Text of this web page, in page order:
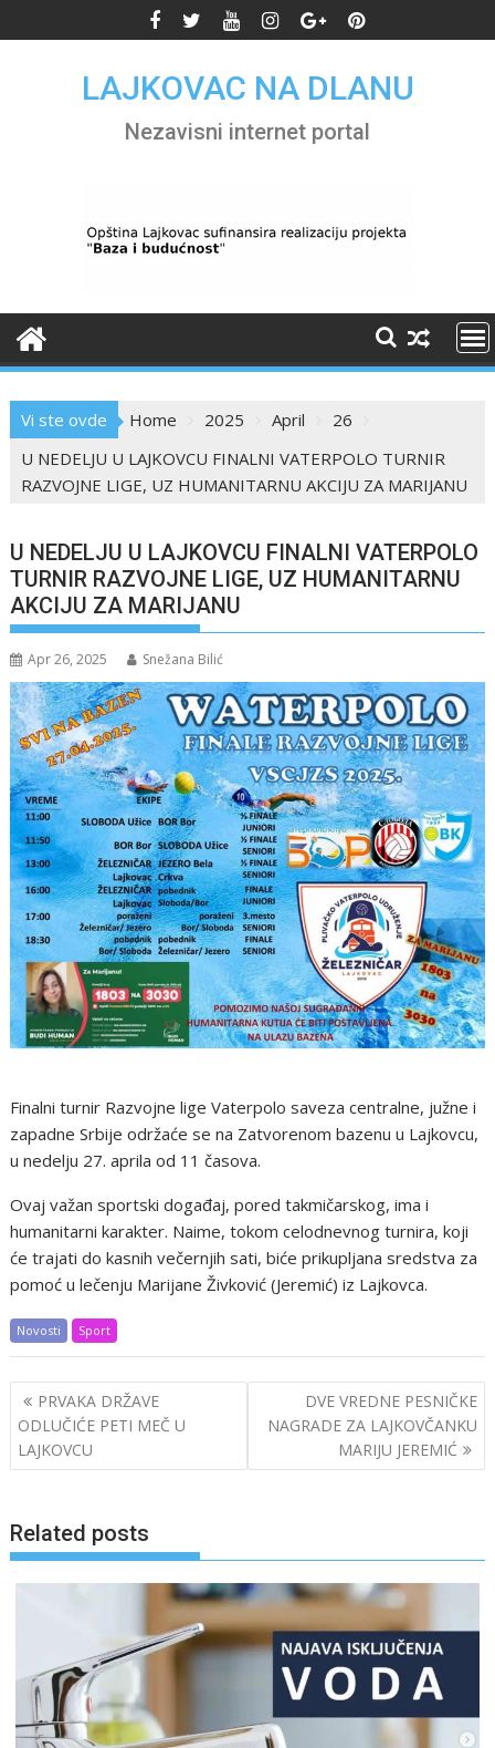
to
LAJKOVAC NA DLANU
Nezavisni internet portal
Vi ste ovde Home 2025 April
26
U NEDELJU U LAJKOVCU FINALNI VATERPOLO TURNIR
RAZVOJNE LIGE, UZ HUMANITARNU AKCIJU ZA MARIJANU
U NEDELJU U LAJKOVCU FINALNI VATERPOLO
TURNIR RAZVOJNE LIGE, UZ HUMANITARNU
AKCIJU ZA MARIJANU
Apr 26, 2025 Snežana Bilić
Finalni turnir Razvojne lige Vaterpolo saveza centralne, južne i
zapadne Srbije održaće se na Zatvorenom bazenu u Lajkovcu,
u nedelju 27. aprila od 11 časova.
Ovaj važan sportski događaj, pored takmičarskog, ima i
humanitarni karakter. Naime, tokom celodnevnog turnira, koji
će trajati do kasnih večernjih sati, biće prikupljana sredstva za
pomoć u lečenju Marijane Živković (Jeremić) iz Lajkovca.
Novosti Sport
Post
navigation
PRVAKA DRŽAVE
ODLUČIĆE PETI MEČ U
LAJKOVCU
DVE VREDNE PESNIČKE
NAGRADE ZA LAJKOVČANKU
MARIJU JEREMIĆ
Related posts